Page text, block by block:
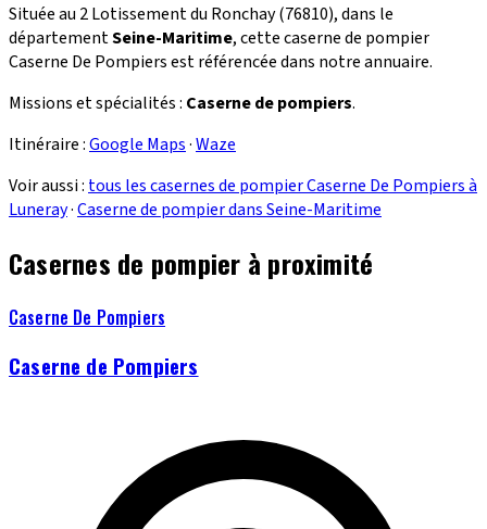
Située au 2 Lotissement du Ronchay (76810), dans le
départementSeine-Maritime, cette caserne de pompier
Caserne De Pompiers est référencée dans notre annuaire.
Missions et spécialités : Caserne de pompiers.
Itinéraire :Google Maps·Waze
Voir aussi : tous les casernes de pompier Caserne De Pompiers à
Luneray·Caserne de pompier dans Seine-Maritime
Casernes de pompier à proximité
Caserne De Pompiers
Caserne de Pompiers